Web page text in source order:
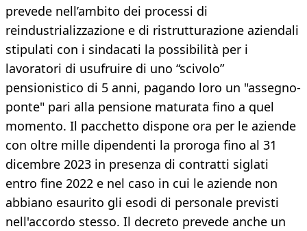
prevede nell’ambito dei processi di
reindustrializzazione e di ristrutturazione aziendali
stipulati con i sindacati la possibilità per i
lavoratori di usufruire di uno “scivolo”
pensionistico di 5 anni, pagando loro un "assegno-
ponte" pari alla pensione maturata fino a quel
momento. Il pacchetto dispone ora per le aziende
con oltre mille dipendenti la proroga fino al 31
dicembre 2023 in presenza di contratti siglati
entro fine 2022 e nel caso in cui le aziende non
abbiano esaurito gli esodi di personale previsti
nell'accordo stesso. Il decreto prevede anche un